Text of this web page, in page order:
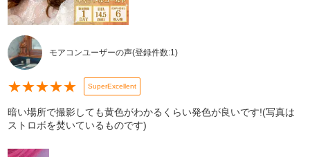
モアコンユーザーの声(登録件数:1)
★★★★★ SuperExcellent
暗い場所で撮影しても黄色がわかるくらい発色が良いです!(写真は
ストロボを焚いているものです)